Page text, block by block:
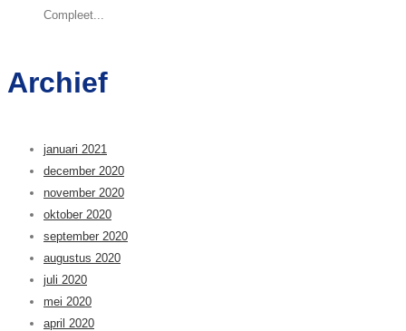
Compleet...
Archief
januari 2021
december 2020
november 2020
oktober 2020
september 2020
augustus 2020
juli 2020
mei 2020
april 2020